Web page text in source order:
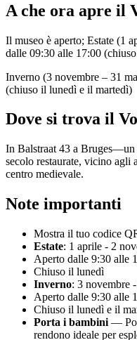
A che ora apre il
Il museo è aperto; Estate (1
dalle 09:30 alle 17:00
Inverno (3 novembre – 31
(chiuso il lunedì e il martedì)
Dove si trova il
In Balstraat 43 a
secolo restaurate, vicino agli
centro medievale.
Note importanti
Mostra il tuo codice
Estate: 1 aprile - 2
Aperto dalle 9:30 alle
Chiuso il lunedì
Inverno: 3 novembre
Aperto dalle 9:30 alle
Chiuso il lunedì e il
Porta i bambini —
rendono ideale per